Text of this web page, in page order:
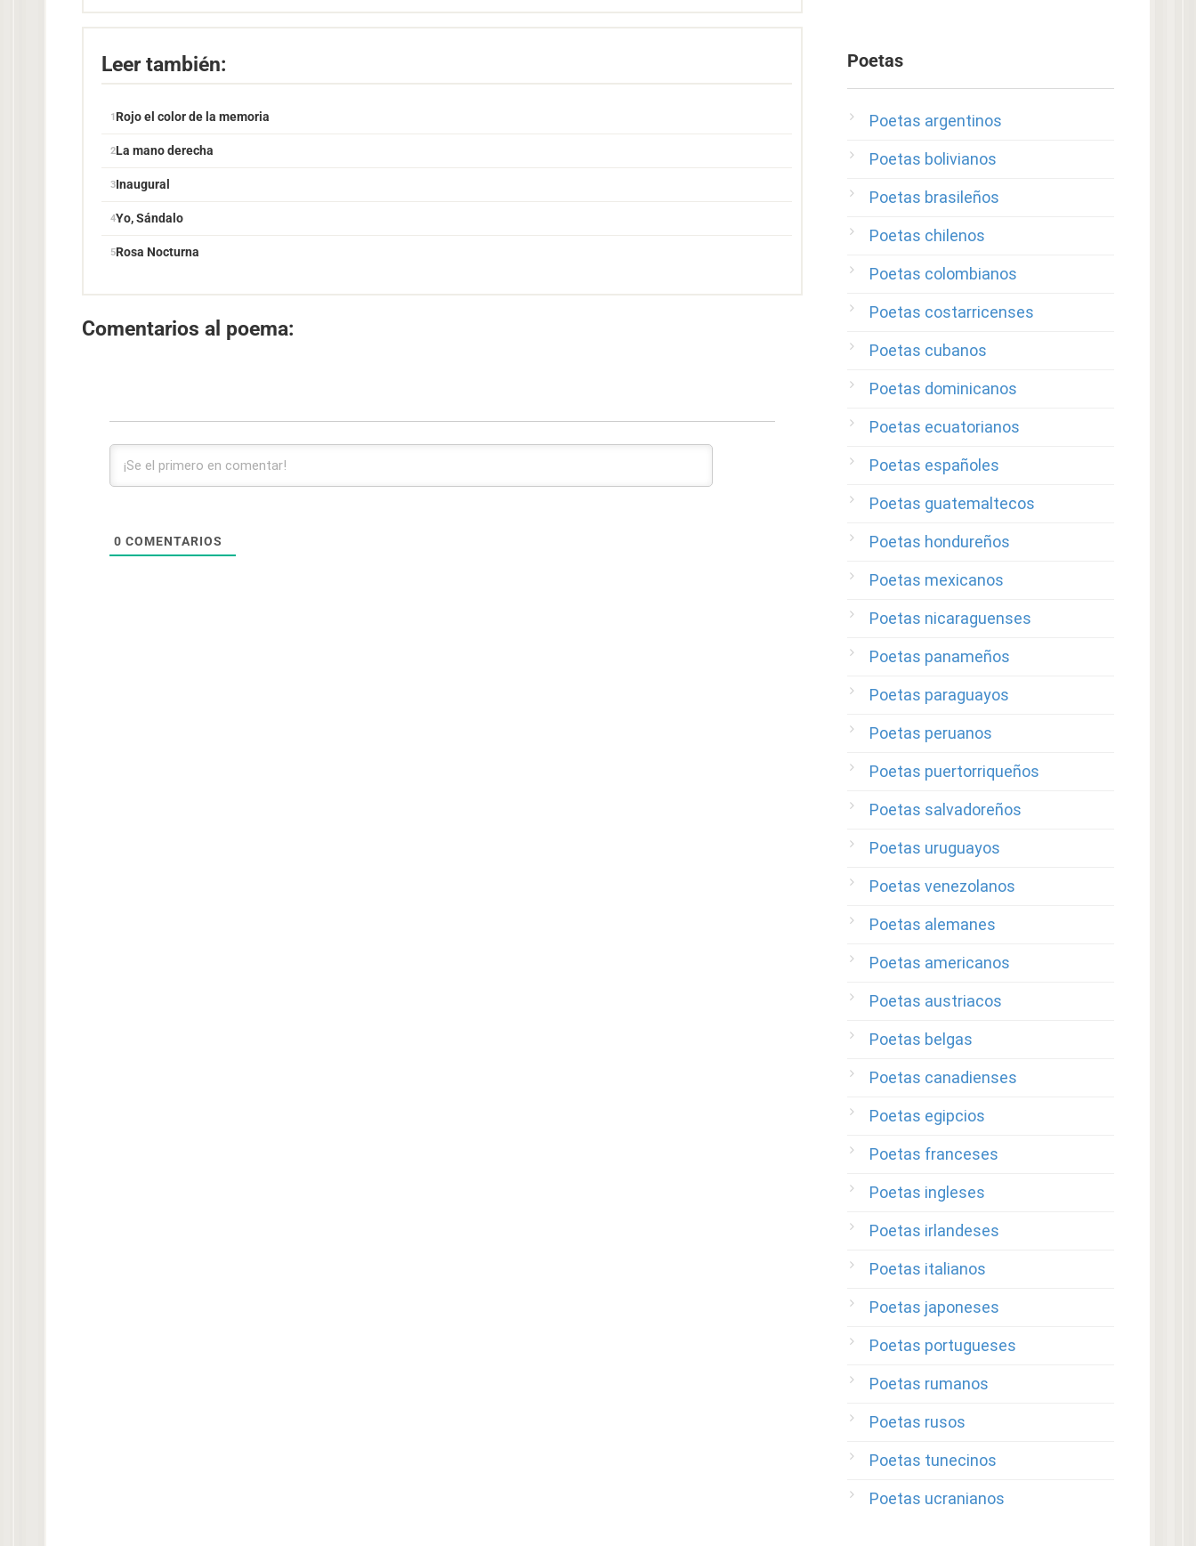
Leer también:
Rojo el color de la memoria
La mano derecha
Inaugural
Yo, Sándalo
Rosa Nocturna
Comentarios al poema:
0 COMENTARIOS
Poetas
Poetas argentinos
Poetas bolivianos
Poetas brasileños
Poetas chilenos
Poetas colombianos
Poetas costarricenses
Poetas cubanos
Poetas dominicanos
Poetas ecuatorianos
Poetas españoles
Poetas guatemaltecos
Poetas hondureños
Poetas mexicanos
Poetas nicaraguenses
Poetas panameños
Poetas paraguayos
Poetas peruanos
Poetas puertorriqueños
Poetas salvadoreños
Poetas uruguayos
Poetas venezolanos
Poetas alemanes
Poetas americanos
Poetas austriacos
Poetas belgas
Poetas canadienses
Poetas egipcios
Poetas franceses
Poetas ingleses
Poetas irlandeses
Poetas italianos
Poetas japoneses
Poetas portugueses
Poetas rumanos
Poetas rusos
Poetas tunecinos
Poetas ucranianos